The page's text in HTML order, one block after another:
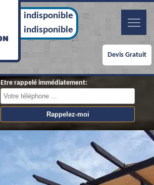
indisponible
indisponible
Devis Gratuit
Etre rappelé immédiatement: